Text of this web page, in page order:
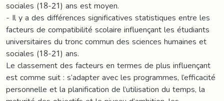
sociales (18-21) ans est moyen.
- Il y a des différences significatives statistiques entre les
facteurs de compatibilité scolaire influençant les étudiants
universitaires du tronc commun des sciences humaines et
sociales (18-21) ans.
Le classement des facteurs en termes de plus influençant
est comme suit : s’adapter avec les programmes, l’efficacité
personnelle et la planification de l’utilisation du temps, la